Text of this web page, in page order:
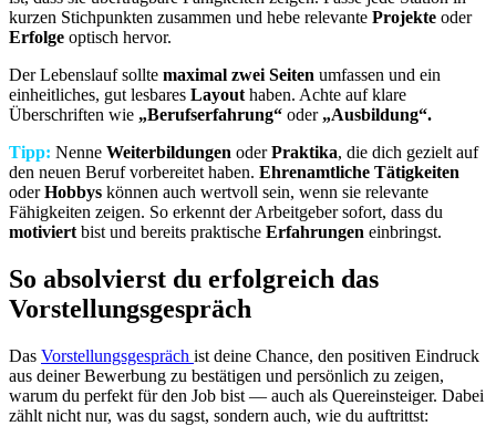
kurzen Stichpunkten zusammen und hebe relevante Projekte oder
Erfolge optisch hervor.
Der Lebenslauf sollte maximal zwei Seiten umfassen und ein
einheitliches, gut lesbares Layout haben. Achte auf klare
Überschriften wie „Berufserfahrung“ oder „Ausbildung“.
Tipp: Nenne Weiterbildungen oderPraktika, die dich gezielt auf
den neuen Beruf vorbereitet haben. Ehrenamtliche Tätigkeiten
oderHobbys können auch wertvoll sein, wenn sie relevante
Fähigkeiten zeigen. So erkennt der Arbeitgeber sofort, dass du
motiviert bist und bereits praktische Erfahrungen einbringst.
So absolvierst du erfolgreich das
Vorstellungsgespräch
Das Vorstellungsgespräch ist deine Chance, den positiven Eindruck
aus deiner Bewerbung zu bestätigen und persönlich zu zeigen,
warum du perfekt für den Job bist — auch als Quereinsteiger. Dabei
zählt nicht nur, was du sagst, sondern auch, wie du auftrittst: